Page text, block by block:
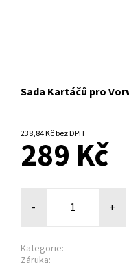
Sada Kartáčů pro
238,84 Kč bez DPH
289 Kč
- +
Kategorie:
Záruka: